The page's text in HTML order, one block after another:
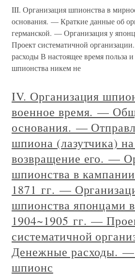
III. Организация шпионства в
основания. — Краткие данные об
германской. — Организация у
Проект систематичной
расходы В настоящее время польза
шпионства никем не
IV. Организация
военное время. —
основания. —
шпиона (лазутчика)
возвращение его. —
шпионства в
1871 гг. —
шпионства японцами
1904~1905 гг. —
систематичной
Денежные расходы. —
шпионс